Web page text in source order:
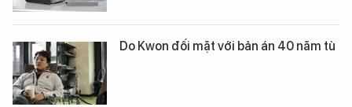
Do Kwon đối mặt với bản án 40 năm tù